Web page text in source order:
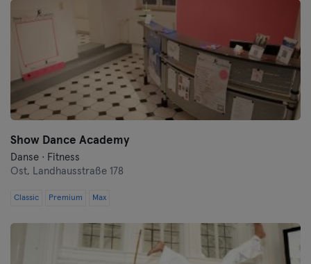
Show Dance Academy
Danse · Fitness
Ost, Landhausstraße 178
Classic Premium Max
Passau
Potsdam
Ravensburg
Ratisbonne
Rostock
Saarbrücken